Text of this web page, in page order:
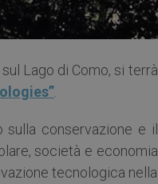
Lago di Como, si terrà
sulla conservazione e il
società e economia
tecnologica nella